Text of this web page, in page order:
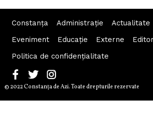
Constanța Administraţie Actualitate
Eveniment
Educaţie Externe
Politica de confidențialitate
© 2022 Constanţa de Azi. Toate drepturile rezervate